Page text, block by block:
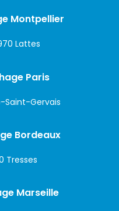
Montpellier
Lattes
Paris
Saint-Gervais
Bordeaux
Tresses
Marseille